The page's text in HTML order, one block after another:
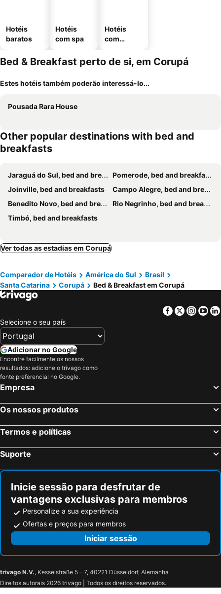
Hotéis
baratos
Hotéis
com spa
Hotéis
com
mento
Bed & Breakfast perto de si, em Corupá
Estes hotéis também poderão interessá-lo...
Pousada Rara House
Other popular destinations with bed and
breakfasts
Jaraguá do Sul, bed and breakfasts
Pomerode, bed and breakfasts
Joinville, bed and breakfasts
Campo Alegre, bed and breakfasts
Benedito Novo, bed and breakfasts
Rio Negrinho, bed and breakfasts
Timbó, bed and breakfasts
Ver todas as estadias em Corupá
Comparador de Hotéis América do Sul
Brasil
Santa Catarina
Corupá Bed & Breakfast em Corupá
Facebook
Twitter
Selecione o seu país
Adicionar no Google
Encontre facilmente os nossos
resultados: adicione o trivago como
fonte preferencial no Google.
Empresa
Os nossos produtos
Termos e políticas
Suporte
Inicie sessão para desfrutar de
vantagens exclusivas para membros
Personalize a sua experiência
Ofertas e preços para membros
Iniciar sessão
trivago N.V., Kesselstraße 5 – 7, 40221 Düsseldorf, Alemanha
Direitos autorais 2026 trivago | Todos os direitos reservados.